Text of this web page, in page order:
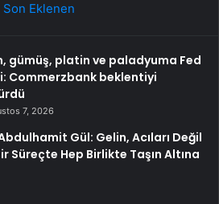
Son Eklenen
gümüş, platin ve paladyuma Fed
Commerzbank beklentiyi
7, 2026
Gül: Gelin, Acıları Değil
Süreçte Hep Birlikte Taşın Altına